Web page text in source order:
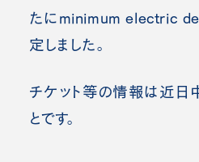
たにminimum electric
定しました。
チケット等の情報は近日
とです。